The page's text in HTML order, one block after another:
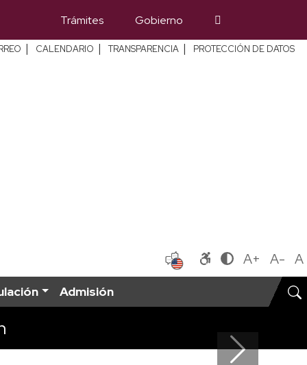
Trámites Gobierno
| CALENDARIO | TRANSPARENCIA | PROTECCIÓN DE DATOS
A+ A- A
Admisión
Next